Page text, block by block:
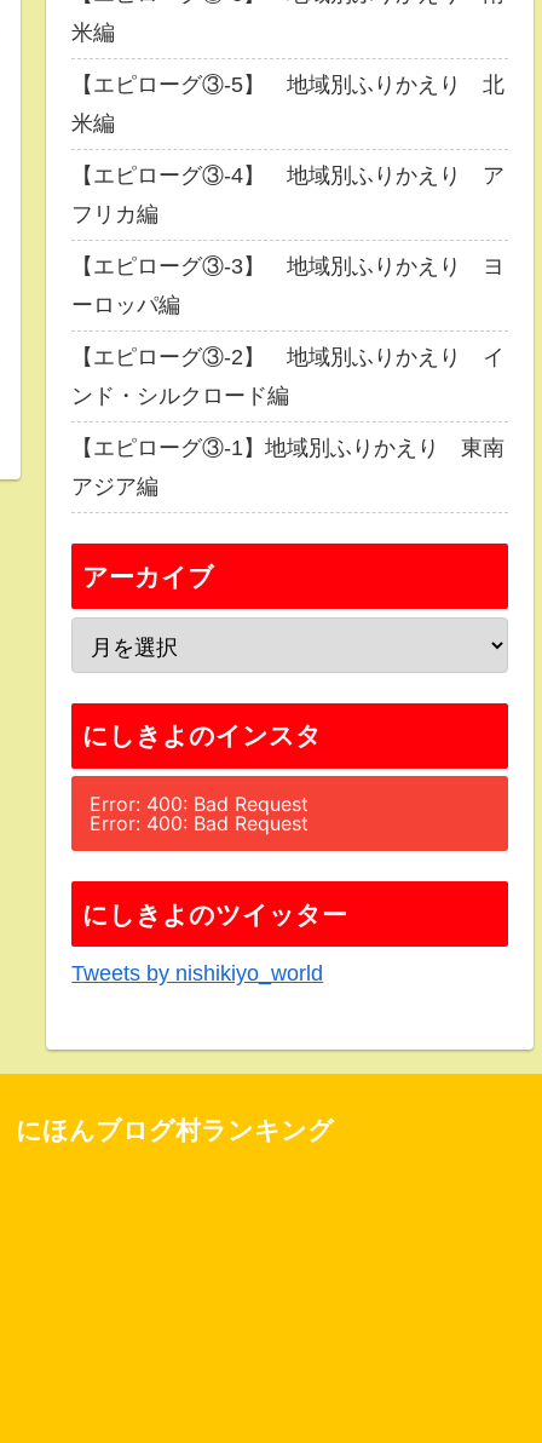
米編
【エピローグ③-5】 地域別ふりかえり 北
米編
【エピローグ③-4】 地域別ふりかえり ア
フリカ編
【エピローグ③-3】 地域別ふりかえり ヨ
ーロッパ編
【エピローグ③-2】 地域別ふりかえり イ
ンド・シルクロード編
【エピローグ③-1】地域別ふりかえり 東南
アジア編
アーカイブ
にしきよのインスタ
Error: 400: Bad Request
Error: 400: Bad Request
にしきよのツイッター
Tweets by nishikiyo_world
にほんブログ村ランキング